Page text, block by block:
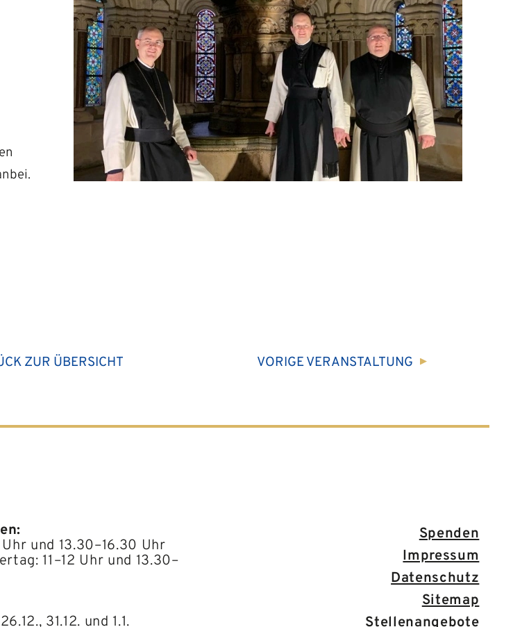
ZUR ÜBERSICHT VORIGEVERANSTALTUNG
Uhr und 13.30–16.30 Uhr
11–12 Uhr und 13.30–
31.12. und 1.1.
Spenden
Impressum
Datenschutz
Sitemap
Stellenangebote